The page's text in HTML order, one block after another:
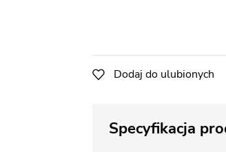
Dodaj do ulubionych
Specyfikacja